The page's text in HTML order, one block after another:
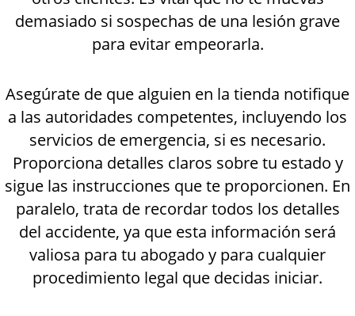
demasiado si sospechas de una lesión grave
para evitar empeorarla.
Asegúrate de que alguien en la tienda notifique
a las autoridades competentes, incluyendo los
servicios de emergencia, si es necesario.
Proporciona detalles claros sobre tu estado y
sigue las instrucciones que te proporcionen. En
paralelo, trata de recordar todos los detalles
del accidente, ya que esta información será
valiosa para tu abogado y para cualquier
procedimiento legal que decidas iniciar.